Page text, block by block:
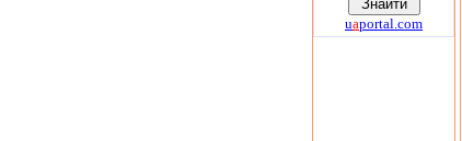
uaportal.com